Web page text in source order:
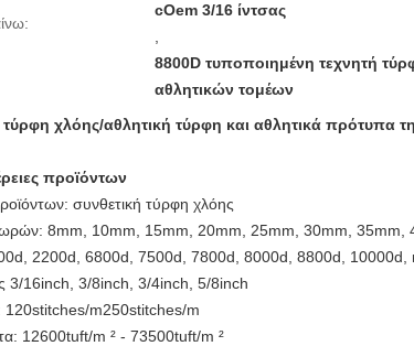
cOem 3/16 ίντσας
8800D τυποποιημένη τεχνητή
αθλητικών τομέων
τύρφη χλόης/αθλητική τύρφη και αθλητικά πρότυπα
προϊόντων
συνθετική τύρφη χλόης
8mm, 10mm, 15mm, 20mm, 25mm, 30mm, 35mm,
2200d, 6800d, 7500d, 7800d, 8000d, 8800d, 10000d,
3/16inch, 3/8inch, 3/4inch, 5/8inch
120stitches/m250stitches/m
12600tuft/m ² - 73500tuft/m ²